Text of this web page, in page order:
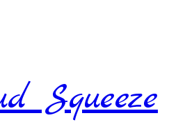
Squeeze